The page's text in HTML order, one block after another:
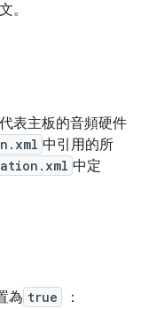
。
表主板的音頻硬件
中引用的所
中定
為 true ：